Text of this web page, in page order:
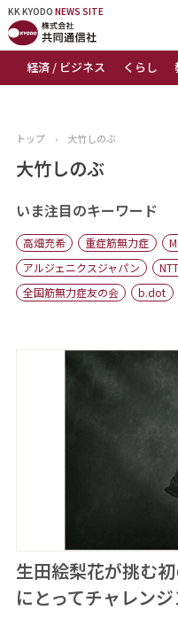
KK KYODO NEWS SITE
経済 / ビジネス くらし
KK KYODONEWS SITE
トップページ
ニュース
おすすめコンテンツ
出版物
会社概要
トップ › 大竹しのぶ
大竹しのぶ
いま注目のキーワード
高畑充希 重症筋無力症
アルジェニクスジャパン
全国筋無力症友の会
b.dot
生田絵梨花が挑む
にとってチャレンジ